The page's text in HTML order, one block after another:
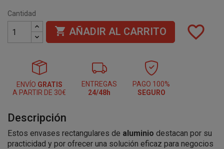
Cantidad
 AÑADIR AL CARRITO favorite_border
ENVÍO GRATIS
A PARTIR DE 30€
ENTREGAS
24/48h
PAGO 100%
SEGURO
Descripción
Estos envases rectangulares de aluminio destacan por su
practicidad y por ofrecer una solución eficaz para negocios